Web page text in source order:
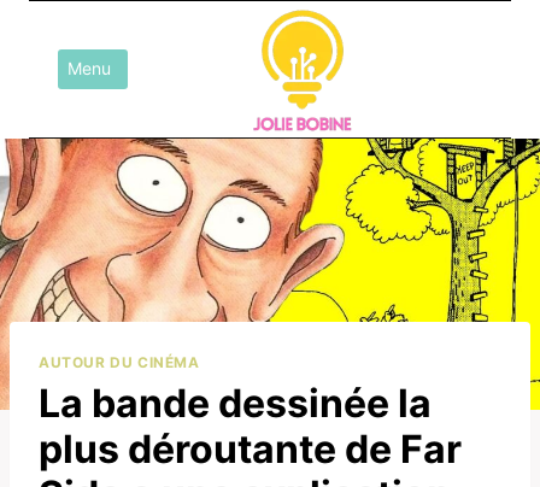
contenuMenu
AUTOUR DU CINÉMA
La bande dessinée la
plus déroutante de Far